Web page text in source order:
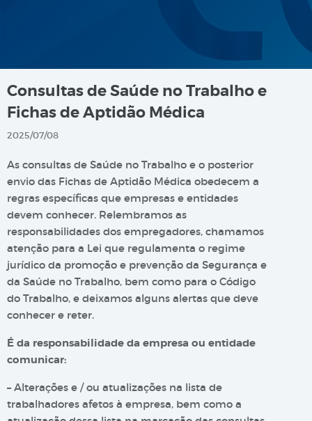
Consultas de Saúde no Trabalho e
Fichas de Aptidão Médica
2025/07/08
As consultas de Saúde no Trabalho e o posterior
envio das Fichas de Aptidão Médica obedecem a
regras específicas que empresas e entidades
devem conhecer. Relembramos as
responsabilidades dos empregadores, chamamos
atenção para a Lei que regulamenta o regime
jurídico da promoção e prevenção da Segurança e
da Saúde no Trabalho, bem como para o Código
do Trabalho, e deixamos alguns alertas que deve
conhecer e reter.
É da responsabilidade da empresa ou entidade
comunicar:
– Alterações e / ou atualizações na lista de
trabalhadores afetos à empresa, bem como a